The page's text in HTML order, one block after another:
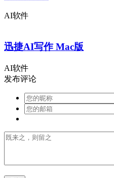
AI软件
迅捷AI写作 Mac版
AI软件
发布评论